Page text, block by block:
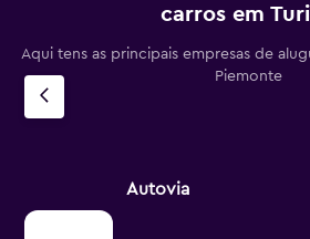
carros em
Aqui tens as principais empresas de
Piemonte
Autovia